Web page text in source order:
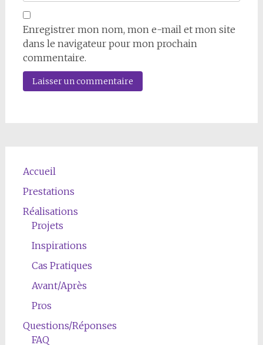
Enregistrer mon nom, mon e-mail et mon site
dans le navigateur pour mon prochain
commentaire.
Accueil
Prestations
Réalisations
Projets
Inspirations
Cas Pratiques
Avant/Après
Pros
Questions/Réponses
FAQ